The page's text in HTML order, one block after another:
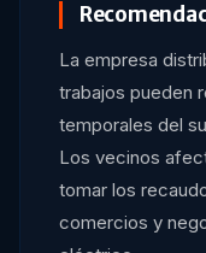
La empresa
trabajos pueden
temporales del
Los vecinos
tomar los
comercios y